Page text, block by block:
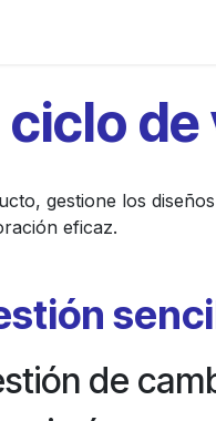
gestione los
eficaz.
de